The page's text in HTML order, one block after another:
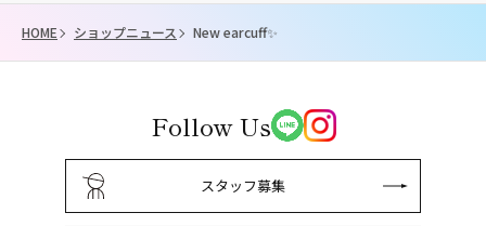
HOME ショップニュース New earcuff✨
Follow Us
スタッフ募集